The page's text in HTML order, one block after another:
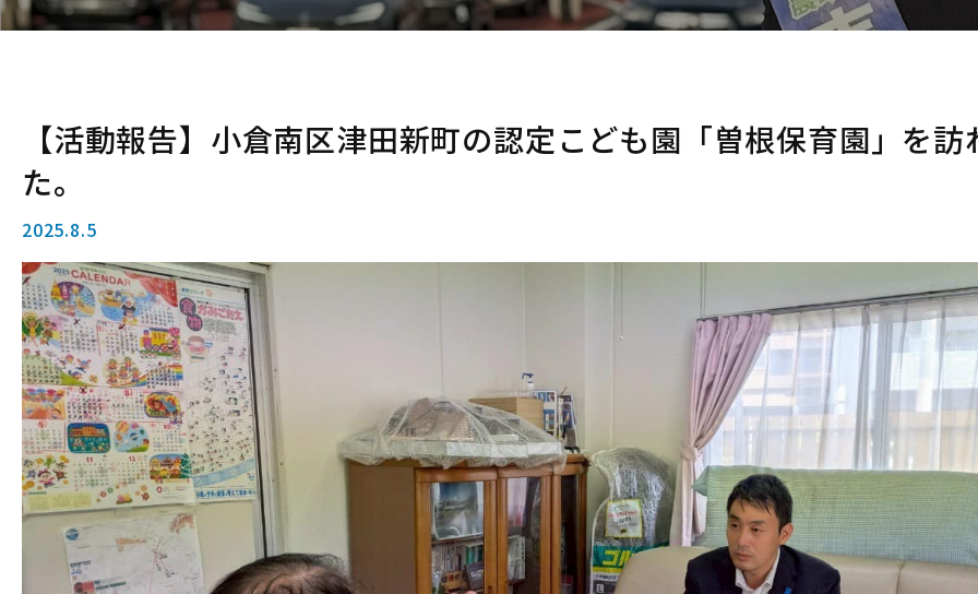
【活動報告】小倉南区津田新町の認定こども園「曽根保育園」を訪
た。
2025.8.5